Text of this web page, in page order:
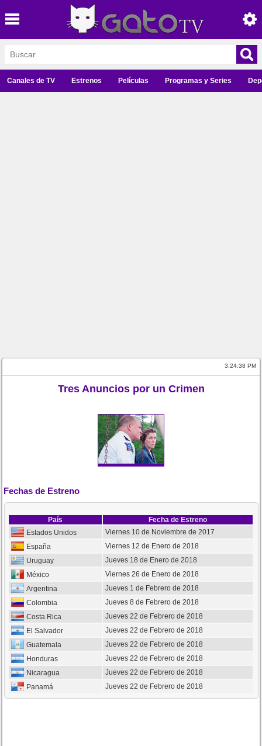
Canales de TV Estrenos Películas Programas y Series
3:24:38 PM
Tres Anuncios por un Crimen
Fechas de Estreno
País
Fecha de Estreno
Estados Unidos
Viernes 10 de Noviembre de 2017
España
Viernes 12 de Enero de 2018
Uruguay
Jueves 18 de Enero de 2018
México
Viernes 26 de Enero de 2018
Argentina
Jueves 1 de Febrero de 2018
Colombia
Jueves 8 de Febrero de 2018
Costa Rica
Jueves 22 de Febrero de 2018
El Salvador
Jueves 22 de Febrero de 2018
Guatemala
Jueves 22 de Febrero de 2018
Honduras
Jueves 22 de Febrero de 2018
Nicaragua
Jueves 22 de Febrero de 2018
Panamá
Jueves 22 de Febrero de 2018